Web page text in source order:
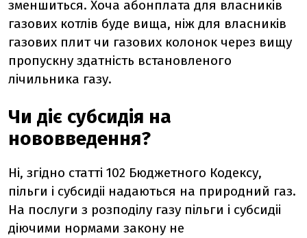
зменшиться. Хоча абонплата для власників
газових котлів буде вища, ніж для власників
газових плит чи газових колонок через вищу
пропускну здатність встановленого
лічильника газу.
Чи діє субсидія на
нововведення?
Ні, згідно статті 102 Бюджетного Кодексу,
пільги і субсидіі надаються на природний газ.
На послуги з розподілу газу пільги і субсидіі
діючими нормами закону не